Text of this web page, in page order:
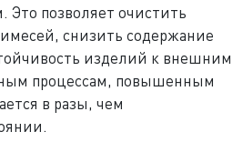
Это позволяет очистить
снизить содержание
изделий к внешним
процессам, повышенным
в разы, чем